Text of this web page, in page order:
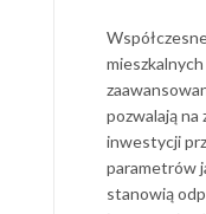
pozwalają na
inwestycji
parametrów
stanowią